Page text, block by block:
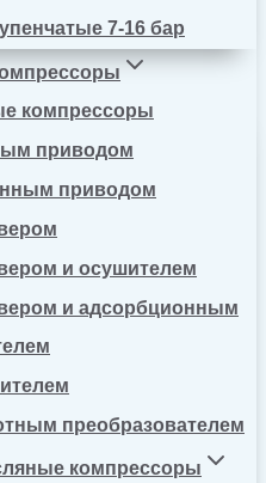
7-16 бар
компрессоры
приводом
приводом
и осушителем
и адсорбционным
преобразователем
компрессоры